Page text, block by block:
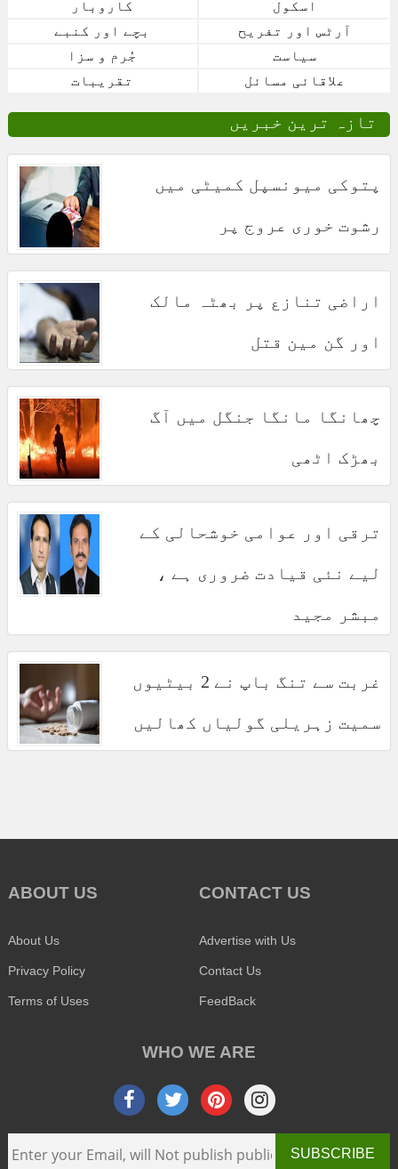
اسکول
کاروبار
آرٹس اور تفریح
بچے اور کنبے
سیاست
جُرم و سزا
علاقائی مسائل
تقریبات
تازہ ترین خبریں
پتوکی میونسپل کمیٹی میں
رشوت خوری عروج پر
اراضی تنازع پر بھٹہ مالک
اور گن مین قتل
چھانگا مانگا جنگل میں آگ
بھڑک اٹھی
ترقی اور عوامی خوشحالی کے
لیے نئی قیادت ضروری ہے ،
مبشر مجید
غربت سے تنگ باپ نے 2 بیٹیوں
سمیت زہریلی گولیاں کھالیں
ABOUT US
About Us
Privacy Policy
Terms of Uses
CONTACT US
Advertise with Us
Contact Us
FeedBack
WHO WE ARE
SUBSCRIBE